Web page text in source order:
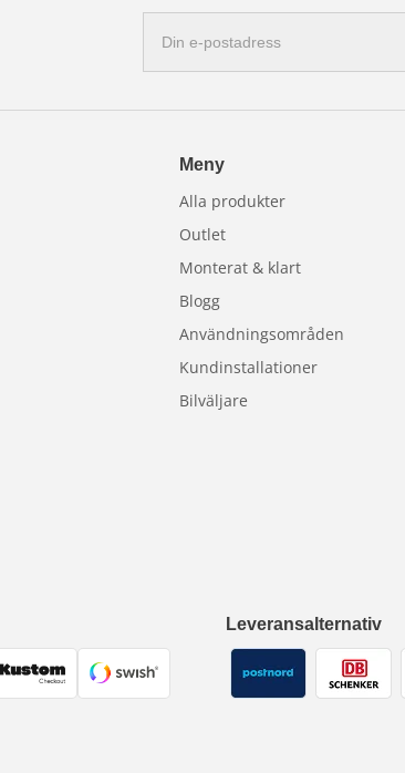
postadress
Meny
Alla produkter
Outlet
Monterat & klart
Blogg
Användningsområden
Kundinstallationer
Bilväljare
Leveransalternativ